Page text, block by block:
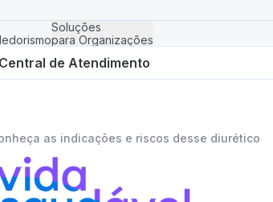
Soluções
para Organizações
Central de Atendimento
as indicações e riscos desse diurético